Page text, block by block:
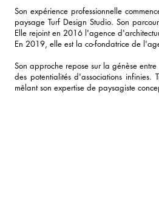
Son expérience professionnelle
paysage Turf Design Studio. Son
Elle rejoint en 2016 l'agence
En 2019, elle est la co-fondatrice de
Son approche repose sur la génèse
des potentialités d'associations
mêlant son expertise de paysagiste